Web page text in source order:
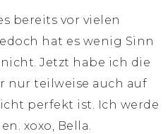
bereits vor vielen
hat es wenig Sinn
Jetzt habe ich die
nur teilweise auch auf
perfekt ist. Ich werde
xoxo, Bella.